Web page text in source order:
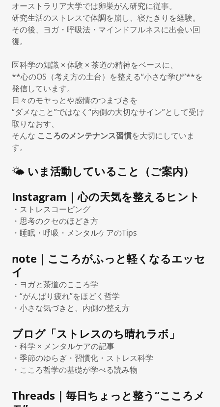
オーストラリア大学では卵巣がん研究に従事。
研究生活のストレスで体調を崩し、寝たきりを経験。
その後、ヨガ・呼吸法・マインドフルネスに出会い回
復。
医科学の知識 × 体験 × 茶道の精神をベースに、
**心のOS（考え方の土台）を整える“小さな学び”**を
発信しています。
日々のモヤっとや感情のつまづきを
“ダメなこと”ではなく“内側の大切なサイン”として受け
取りなおす、
そんな こころのメンテナンス習慣を大切にしていま
す。
🌤 いま活動していること（ご案内）
Instagram｜心の天気を整えるヒント
・ストレスコーピング
・思考のクセのほどき方
・睡眠・呼吸・メンタルケアのTips
note｜こころがふっと軽くなるエッセ
イ
・ヨガと茶道のこころ学
・“がんばり疲れ”をほどく哲学
・小さな気づきと、内側の整え方
ブログ「ストレスのち晴れラボ」
・科学 × メンタルケアの記事
・季節のゆらぎ・習慣化・ストレス科学
・こころ哲学の基礎が学べる読み物
Threads｜毎日ちょっと整う“こころメ